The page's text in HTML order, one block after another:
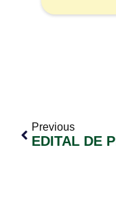
Previous